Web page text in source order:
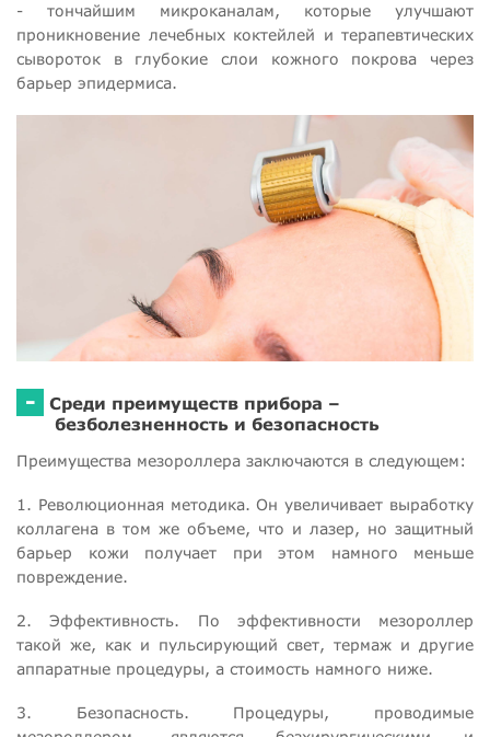
- тончайшим микроканалам, которые улучшают
проникновение лечебных коктейлей и терапевтических
сывороток в глубокие слои кожного покрова через
барьер эпидермиса.
-
Среди преимуществ прибора –
безболезненность и безопасность
Преимущества мезороллера заключаются в следующем:
1. Революционная методика. Он увеличивает выработку
коллагена в том же объеме, что и лазер, но защитный
барьер кожи получает при этом намного меньше
повреждение.
2. Эффективность. По эффективности мезороллер
такой же, как и пульсирующий свет, термаж и другие
аппаратные процедуры, а стоимость намного ниже.
3. Безопасность. Процедуры, проводимые